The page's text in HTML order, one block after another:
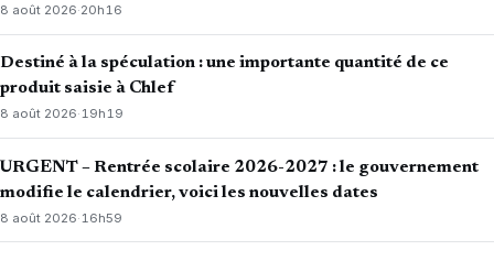
8 août 2026·20h16
Destiné à la spéculation : une importante quantité de ce
produit saisie à Chlef
8 août 2026·19h19
URGENT – Rentrée scolaire 2026-2027 : le gouvernement
modifie le calendrier, voici les nouvelles dates
8 août 2026· 16h59